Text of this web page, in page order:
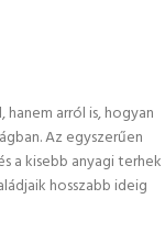
arról is, hogyan
Az egyszerűen
a kisebb anyagi terhek
hosszabb ideig